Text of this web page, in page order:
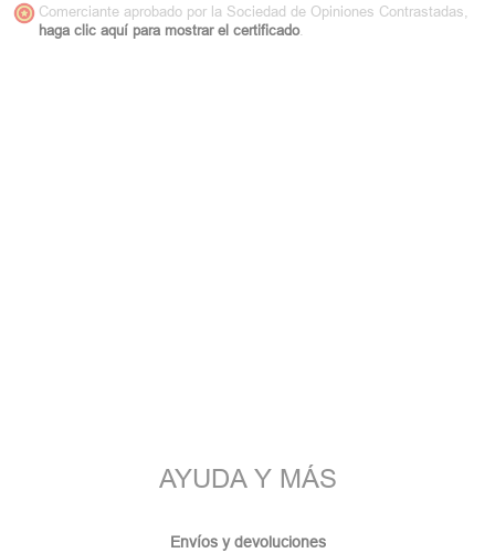
Comerciante aprobado por la Sociedad de Opiniones Contrastadas,
haga clic aquí para mostrar el certificado.
AYUDA Y MÁS
Envíos y devoluciones